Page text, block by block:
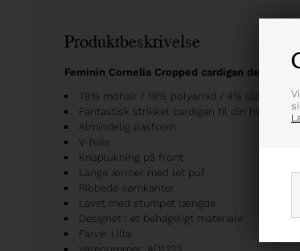
Produktbeskrivelse
Feminin Cornelia Cropped cardigan
78% mohair / 18% polyamid / 4% uld
Fantastisk strikket cardigan til din
Almindelig pasform
V-hals
Knaplukning på front
Lange ærmer med let puf
Ribbede sømkanter
Lavet med stumpet længde
Designet i et behageligt materiale
Farve: Lilla